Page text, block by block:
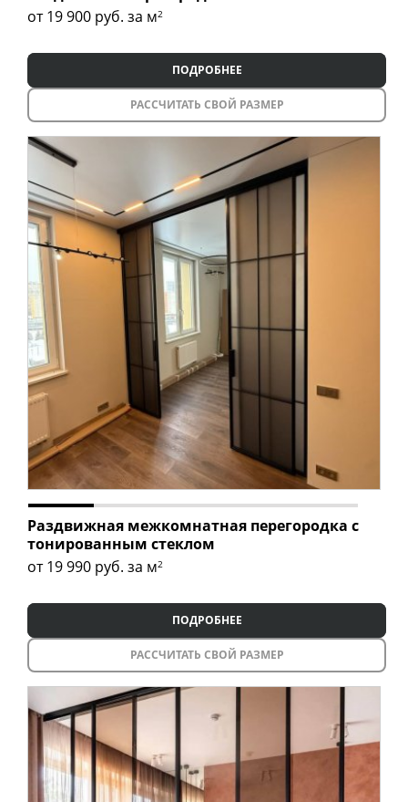
от 19 900 руб. за м2
ПОДРОБНЕЕ
РАССЧИТАТЬ СВОЙ РАЗМЕР
Раздвижная межкомнатная перегородка с
тонированным стеклом
от 19 990 руб. за м2
ПОДРОБНЕЕ
РАССЧИТАТЬ СВОЙ РАЗМЕР